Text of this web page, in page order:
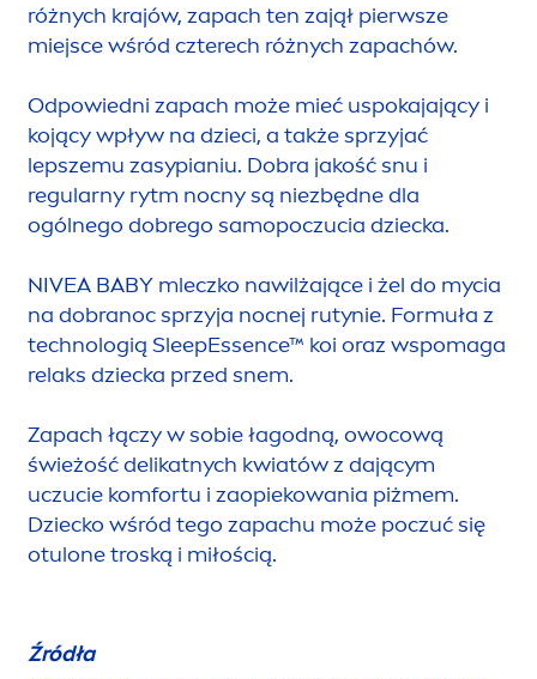
różnych krajów, zapach ten zajął pierwsze
miejsce wśród czterech różnych zapachów.
Odpowiedni zapach może mieć uspokajający i
kojący wpływ na dzieci, a także sprzyjać
lepszemu zasypianiu. Dobra jakość snu i
regularny rytm nocny są niezbędne dla
ogólnego dobrego samopoczucia dziecka.
NIVEA BABY mleczko nawilżające i żel do mycia
na dobranoc sprzyja nocnej rutynie. Formuła z
technologią SleepEssence™ koi oraz wspomaga
relaks dziecka przed snem.
Zapach łączy w sobie łagodną, owocową
świeżość delikatnych kwiatów z dającym
uczucie komfortu i zaopiekowania piżmem.
Dziecko wśród tego zapachu może poczuć się
otulone troską i miłością.
Źródła